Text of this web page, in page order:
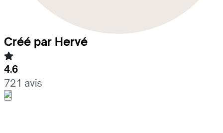
Créé par Hervé
4.6
721 avis